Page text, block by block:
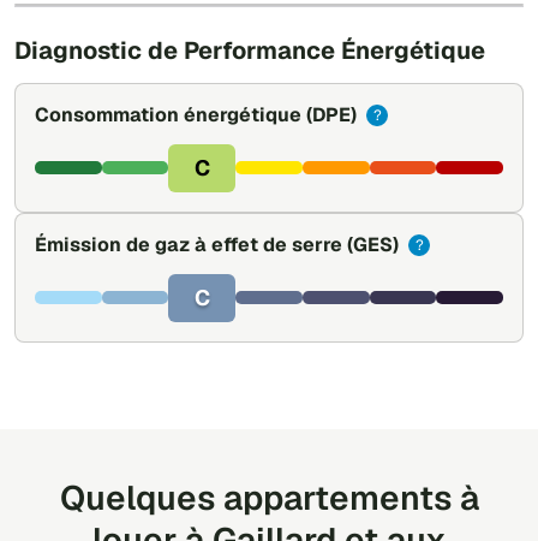
Diagnostic de Performance Énergétique
Consommation énergétique (DPE) ?
C
Émission de gaz à effet de serre (GES) ?
C
Quelques appartements à